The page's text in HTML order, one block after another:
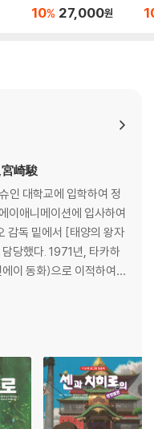
10% 27,000원
전
崎駿
인 대학교에 입학하여 정
이애니메이션에 입사하여
감독 밑에서 [태양의 왕자
당했다. 1971년, 타카하
이 동화)으로 이적하여
면구성, 원화를 담당했다.
요 에이조(즈이요 엔터프
찾아